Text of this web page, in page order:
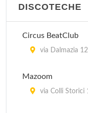
DISCOTECHE
Circus BeatClub
via Dalmazia
Mazoom
via Colli Storici